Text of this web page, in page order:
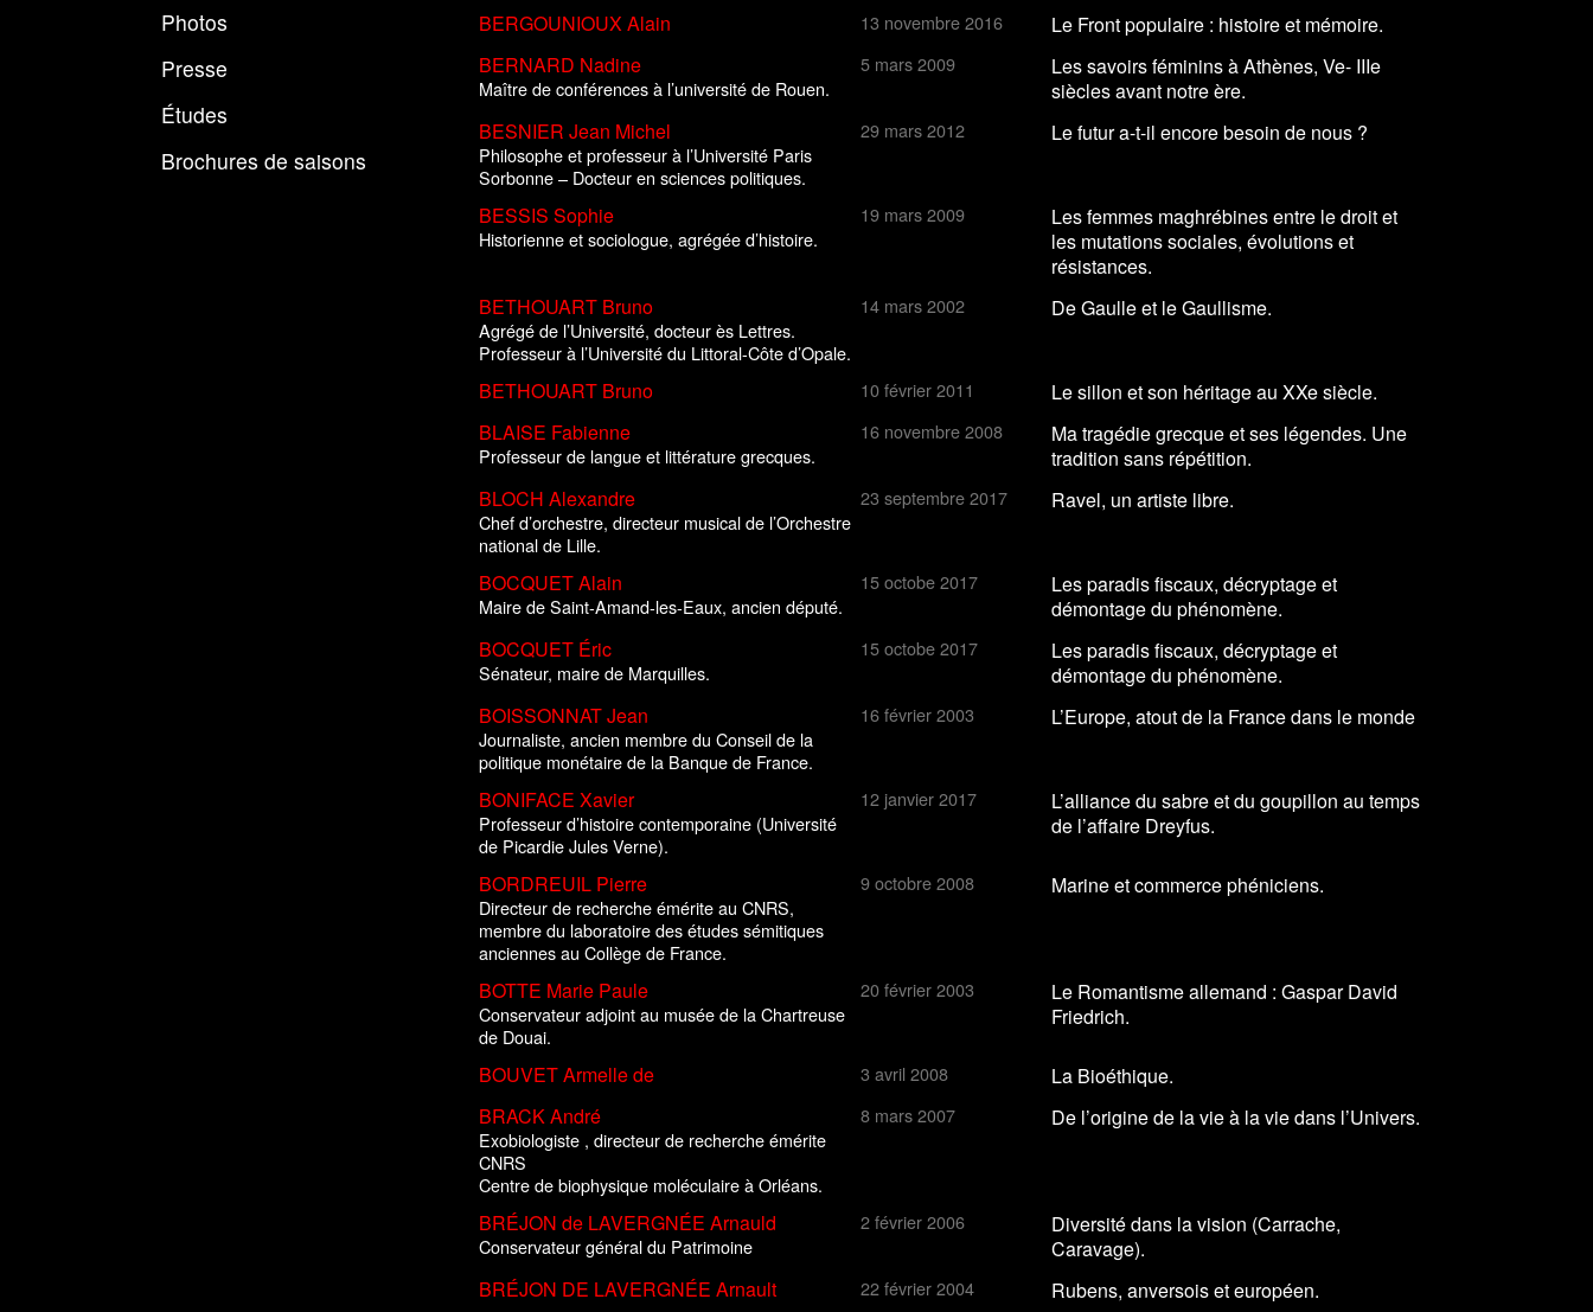
Photos
Presse
Études
Brochures de saisons
BERGOUNIOUX Alain 13 novembre 2016
Le Front populaire : histoire et mémoire.
BERNARD Nadine
Maître de conférences à l’université de Rouen.
5 mars 2009
Les savoirs féminins à Athènes, Ve- IIIe
siècles avant notre ère.
BESNIER Jean Michel
Philosophe et professeur à l’Université Paris
Sorbonne – Docteur en sciences politiques.
29 mars 2012 Le futur a-t-il encore besoin de nous ?
BESSIS Sophie
Historienne et sociologue, agrégée d’histoire.
19 mars 2009
Les femmes maghrébines entre le droit et
les mutations sociales, évolutions et
résistances.
BETHOUART Bruno
Agrégé de l’Université, docteur ès Lettres.
Professeur à l’Université du Littoral-Côte d’Opale.
14 mars 2002 De Gaulle et le Gaullisme.
BETHOUART Bruno 10 février 2011
Le sillon et son héritage au XXe siècle.
BLAISE Fabienne
Professeur de langue et littérature grecques.
16 novembre 2008
Ma tragédie grecque et ses légendes. Une
tradition sans répétition.
BLOCH Alexandre
Chef d’orchestre, directeur musical de l’Orchestre
national de Lille.
23 septembre 2017 Ravel, un artiste libre.
BOCQUET Alain
Maire de Saint-Amand-les-Eaux, ancien député.
15 octobe 2017
Les paradis fiscaux, décryptage et
démontage du phénomène.
BOCQUET Éric
Sénateur, maire de Marquilles.
15 octobe 2017
Les paradis fiscaux, décryptage et
démontage du phénomène.
BOISSONNAT Jean
Journaliste, ancien membre du Conseil de la
politique monétaire de la Banque de France.
16 février 2003 L’Europe, atout de la France dans le monde
BONIFACE Xavier
Professeur d’histoire contemporaine (Université
de Picardie Jules Verne).
12 janvier 2017
L’alliance du sabre et du goupillon au temps
de l’affaire Dreyfus.
BORDREUIL Pierre
Directeur de recherche émérite au CNRS,
membre du laboratoire des études sémitiques
anciennes au Collège de France.
9 octobre 2008 Marine et commerce phéniciens.
BOTTE Marie Paule
Conservateur adjoint au musée de la Chartreuse
de Douai.
20 février 2003
Le Romantisme allemand : Gaspar David
Friedrich.
BOUVET Armelle de 3 avril 2008
La Bioéthique.
BRACK André
Exobiologiste , directeur de recherche émérite
CNRS
Centre de biophysique moléculaire à Orléans.
8 mars 2007 De l’origine de la vie à la vie dans l’Univers.
BRÉJON de LAVERGNÉE Arnauld
Conservateur général du Patrimoine
2 février 2006
Diversité dans la vision (Carrache,
Caravage).
BRÉJON DE LAVERGNÉE Arnault
22 février 2004 Rubens, anversois et européen.